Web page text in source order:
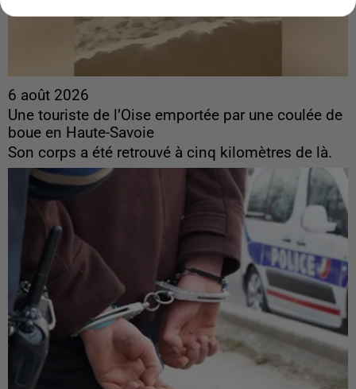
6 août 2026
Une touriste de l’Oise emportée par une coulée de
boue en Haute-Savoie
Son corps a été retrouvé à cinq kilomètres de là.